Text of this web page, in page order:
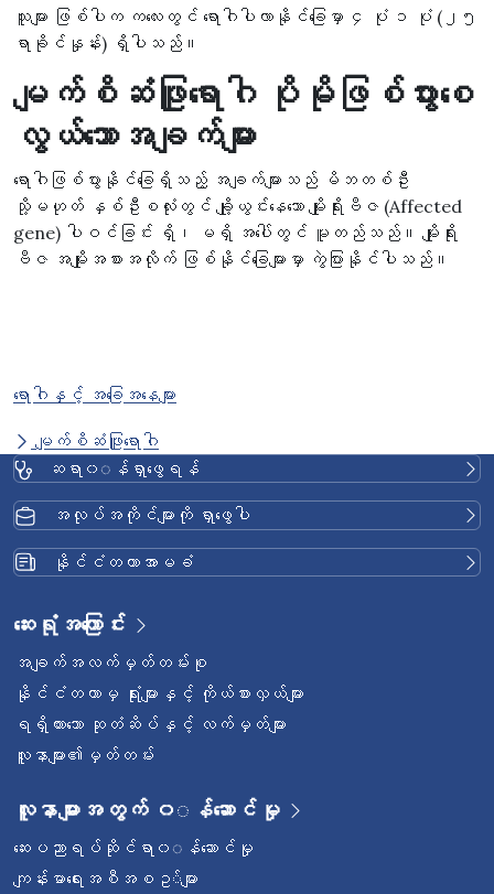
သူများ ဖြစ်ပါက ကလေးတွင် ရောဂါပါလာနိုင်ခြေမှာ ၄ ပုံ ၁ ပုံ (၂၅
ရာခိုင်နှုန်း) ရှိပါသည်။
မျက်စိဆံဖြူရောဂါ ပိုမိုဖြစ်ပွားစေ
လွယ်သောအချက်များ
ရောဂါဖြစ်ပွားနိုင်ခြေရှိသည့် အချက်များသည် မိဘတစ်ဦး
သို့မဟုတ် နှစ်ဦးစလုံးတွင် ချို့ယွင်းနေသော မျိုးရိုးဗီဇ (Affected
gene) ပါဝင်ခြင်း ရှိ၊ မရှိ အပေါ်တွင် မူတည်သည်။ မျိုးရိုး
ဗီဇ အမျိုးအစားအလိုက် ဖြစ်နိုင်ခြေများမှာ ကွဲပြားနိုင်ပါသည်။
ရောဂါနှင့် အခြေအနေများ
မျက်စိဆံဖြူရောဂါ
ဆရာ၀◌န်ရှာဖွေရန်
အလုပ်အကိုင်များကို ရှာဖွေပါ
နိုင်ငံတကာအာမခံ
ဆေးရုံအကြောင်း
အချက်အလက်မှတ်တမ်းစု
နိုင်ငံတကာမှ ရုံးများနှင့် ကိုယ်စားလှယ်များ
ရရှိထားသော ဆုတံဆိပ်နှင့် လက်မှတ်များ
လူနာများ၏မှတ်တမ်း
လူနာများအတွက် ၀◌န်ဆောင်မှု
ဆေးပညာရပ်ဆိုင်ရာ၀◌န်ဆောင်မှု
ကျန်းမာရေးအစီအစဥ◌်များ